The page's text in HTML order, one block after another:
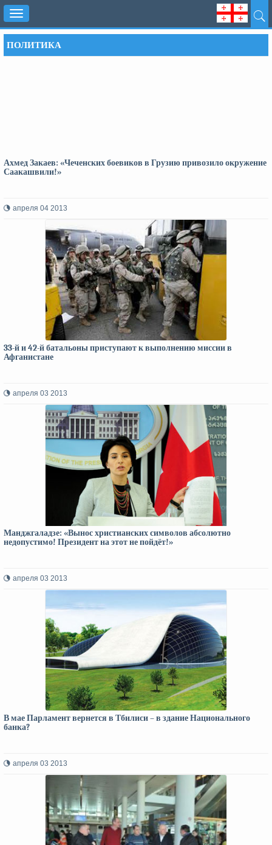
Toggle
navigation
ПОЛИТИКА
Ахмед Закаев: «Чеченских боевиков в Грузию привозило окружение
Саакашвили!»
апреля 04 2013
33-й и 42-й батальоны приступают к выполнению миссии в
Афганистане
апреля 03 2013
Манджгаладзе: «Вынос христианских символов абсолютно
недопустимо! Президент на этот не пойдёт!»
апреля 03 2013
В мае Парламент вернется в Тбилиси – в здание Национального
банка?
апреля 03 2013